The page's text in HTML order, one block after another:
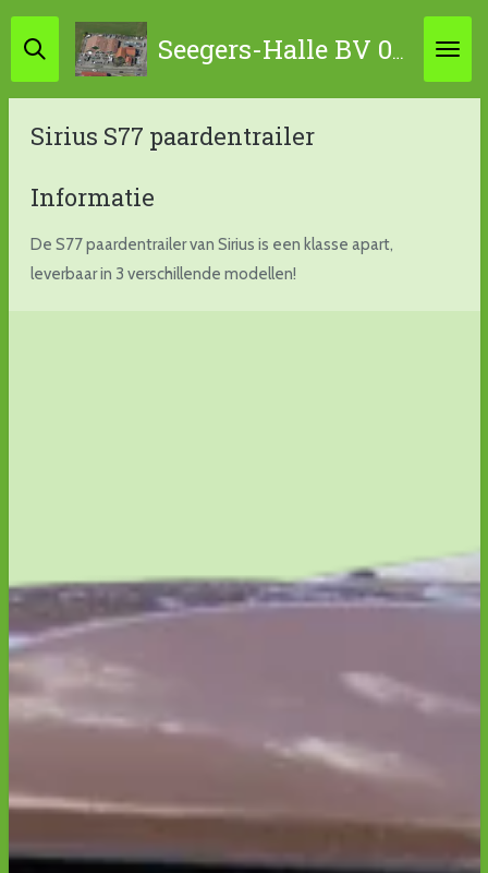
Ga
direct
naar
hoofdinhoud
Seegers-Halle BV 0314-631798 / 06-45867034
Sirius S77 paardentrailer
Informatie
De S77 paardentrailer van Sirius is een klasse apart,
leverbaar in 3 verschillende modellen!